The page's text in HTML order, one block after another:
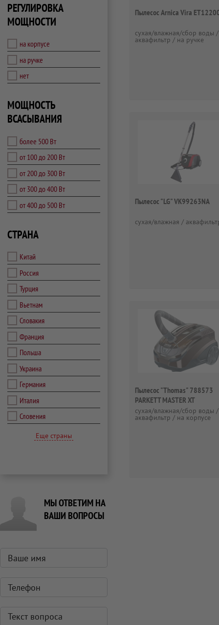
РЕГУЛИРОВКА
МОЩНОСТИ
на корпусе
на ручке
нет
МОЩНОСТЬ
ВСАСЫВАНИЯ
более 500 Вт
от 100 до 200 Вт
от 200 до 300 Вт
от 300 до 400 Вт
от 400 до 500 Вт
СТРАНА
Китай
Россия
Турция
Вьетнам
Словакия
Франция
Польша
Украина
Германия
Италия
Словения
Еще страны
МЫ ОТВЕТИМ НА
ВАШИ ВОПРОСЫ
Пылесос Arnica Vira
сухая/влажная/сбор воды /
аквафильтр / на ручке
Пылесос "LG" VK99263NA
сухая/влажная /
Пылесос "Thomas" 788573
PARKETT MASTER XT
сухая/влажная/сбор воды /
аквафильтр / на корпусе